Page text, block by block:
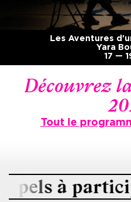
Les Aventures
Yara
17 —
Découvrez
Tout le